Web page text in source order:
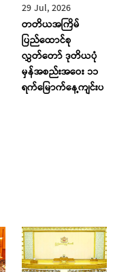
29 Jul, 2026
တတိယအကြိမ်
ပြည်ထောင်စု
လွှတ်တော် ဒုတိယပုံ
မှန်အစည်းအဝေး ၁၁
ရက်မြောက်နေ့ကျင်းပ